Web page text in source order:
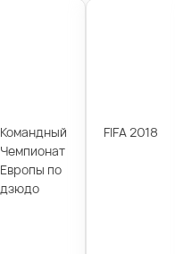
Командный
Чемпионат
Европы по
дзюдо
FIFA 2018